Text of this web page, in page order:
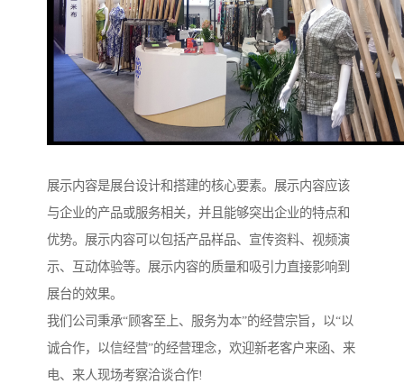
展示内容是展台设计和搭建的核心要素。展示内容应该
与企业的产品或服务相关，并且能够突出企业的特点和
优势。展示内容可以包括产品样品、宣传资料、视频演
示、互动体验等。展示内容的质量和吸引力直接影响到
展台的效果。
我们公司秉承“顾客至上、服务为本”的经营宗旨，以“以
诚合作，以信经营”的经营理念，欢迎新老客户来函、来
电、来人现场考察洽谈合作!